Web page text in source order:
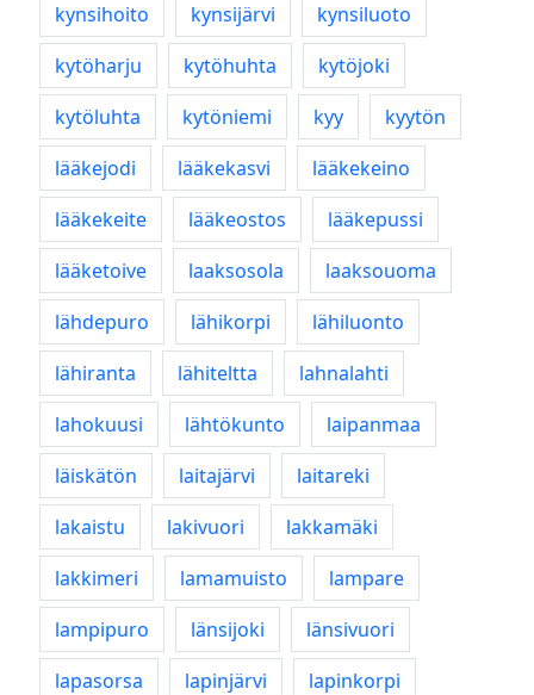
kynsihoito
kynsijärvi
kynsiluoto
kytöharju
kytöhuhta
kytöjoki
kytöluhta
kytöniemi kyy
kyytön
lääkejodi
lääkekasvi
lääkekeino
lääkekeite
lääkeostos
lääkepussi
lääketoive
laaksosola
laaksouoma
lähdepuro
lähikorpi
lähiluonto
lähiranta
lähiteltta
lahnalahti
lahokuusi
lähtökunto
laipanmaa
läiskätön
laitajärvi
laitareki
lakaistu
lakivuori
lakkamäki
lakkimeri
lamamuisto
lampare
lampipuro
länsijoki
länsivuori
lapasorsa
lapinjärvi
lapinkorpi